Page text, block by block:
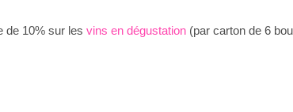
de 10% sur les vins en dégustation (par carton de 6